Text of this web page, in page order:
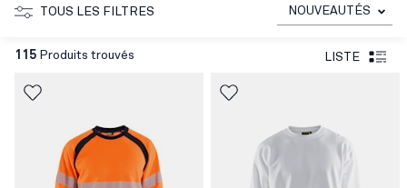
TOUS LES FILTRES NOUVEAUTÉS
115 Produits trouvés LISTE